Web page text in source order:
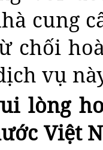
cung
chối
vụ
lòng
Việt